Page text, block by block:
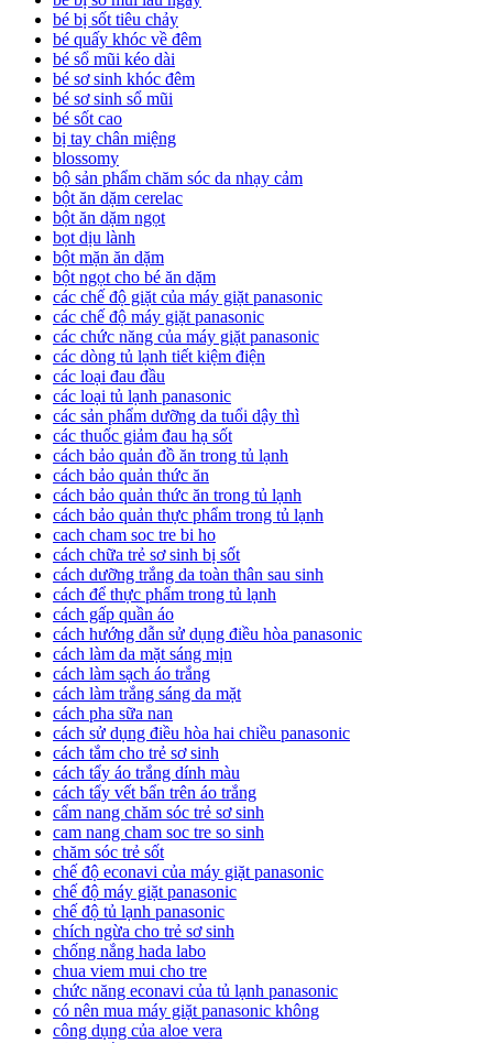
bé bị sốt tiêu chảy
bé quấy khóc về đêm
bé sổ mũi kéo dài
bé sơ sinh khóc đêm
bé sơ sinh sổ mũi
bé sốt cao
bị tay chân miệng
blossomy
bộ sản phẩm chăm sóc da nhạy cảm
bột ăn dặm cerelac
bột ăn dặm ngọt
bọt dịu lành
bột mặn ăn dặm
bột ngọt cho bé ăn dặm
các chế độ giặt của máy giặt panasonic
các chế độ máy giặt panasonic
các chức năng của máy giặt panasonic
các dòng tủ lạnh tiết kiệm điện
các loại đau đầu
các loại tủ lạnh panasonic
các sản phẩm dưỡng da tuổi dậy thì
các thuốc giảm đau hạ sốt
cách bảo quản đồ ăn trong tủ lạnh
cách bảo quản thức ăn
cách bảo quản thức ăn trong tủ lạnh
cách bảo quản thực phẩm trong tủ lạnh
cach cham soc tre bi ho
cách chữa trẻ sơ sinh bị sốt
cách dưỡng trắng da toàn thân sau sinh
cách để thực phẩm trong tủ lạnh
cách gấp quần áo
cách hướng dẫn sử dụng điều hòa panasonic
cách làm da mặt sáng mịn
cách làm sạch áo trắng
cách làm trắng sáng da mặt
cách pha sữa nan
cách sử dụng điều hòa hai chiều panasonic
cách tắm cho trẻ sơ sinh
cách tẩy áo trắng dính màu
cách tẩy vết bẩn trên áo trắng
cẩm nang chăm sóc trẻ sơ sinh
cam nang cham soc tre so sinh
chăm sóc trẻ sốt
chế độ econavi của máy giặt panasonic
chế độ máy giặt panasonic
chế độ tủ lạnh panasonic
chích ngừa cho trẻ sơ sinh
chống nắng hada labo
chua viem mui cho tre
chức năng econavi của tủ lạnh panasonic
có nên mua máy giặt panasonic không
công dụng của aloe vera